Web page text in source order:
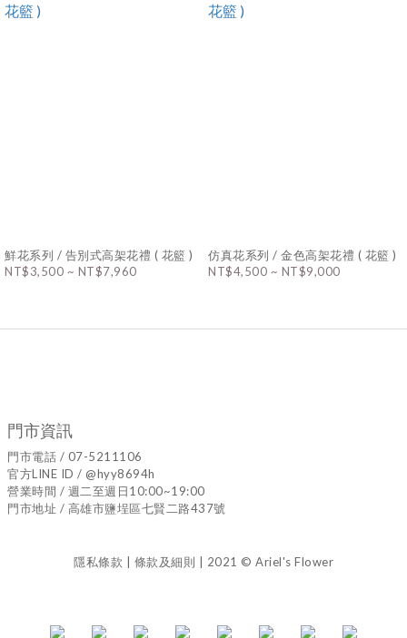
鮮花系列 / 告別式高架花禮 ( 花籃 )
NT$3,500 ~ NT$7,960
仿真花系列 / 金色高架花禮 ( 花籃 )
NT$4,500 ~ NT$9,000
門市資訊
門市電話 / 07-5211106
官方LINE ID / @hyy8694h
營業時間 / 週二至週日10:00~19:00
門市地址 / 高雄市鹽埕區七賢二路437號
隱私條款 | 條款及細則 | 2021 © Ariel's Flower